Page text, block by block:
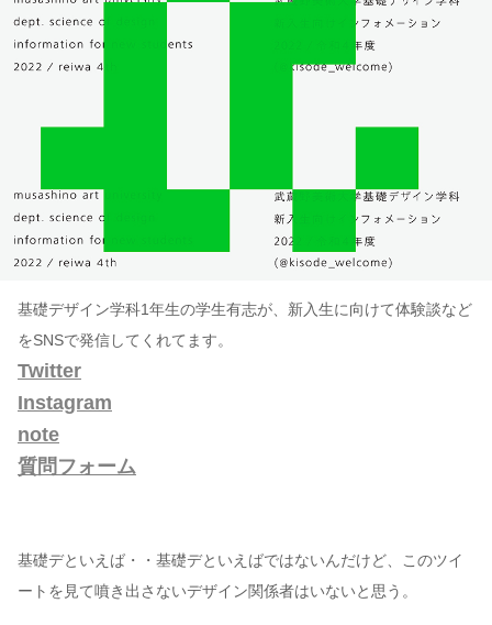
基礎デザイン学科1年生の学生有志が、新入生に向けて体験談など
をSNSで発信してくれてます。
Twitter
Instagram
note
質問フォーム
基礎デといえば・・基礎デといえばではないんだけど、このツイ
ートを見て噴き出さないデザイン関係者はいないと思う。